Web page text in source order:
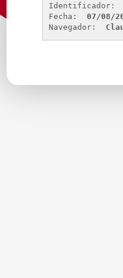
Identificador:
Fecha:
07/08/
Navegador: